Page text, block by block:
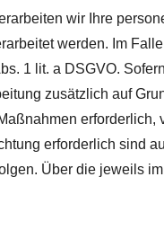
wir Ihre
werden. Im
1 lit. a DSGVO.
zusätzlich auf
erforderlich sind
Über die